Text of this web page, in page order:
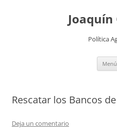
Joaquín
Política
Menú
Rescatar los Bancos
Deja un comentario